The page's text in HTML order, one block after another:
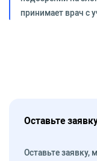
принимает врач с
Оставьте
Оставьте заявку,